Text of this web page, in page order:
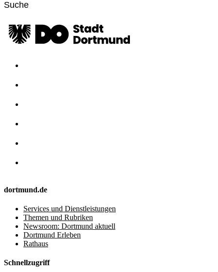
dortmund.de
Services und Dienstleistungen
Themen und Rubriken
Newsroom: Dortmund aktuell
Dortmund Erleben
Rathaus
Schnellzugriff